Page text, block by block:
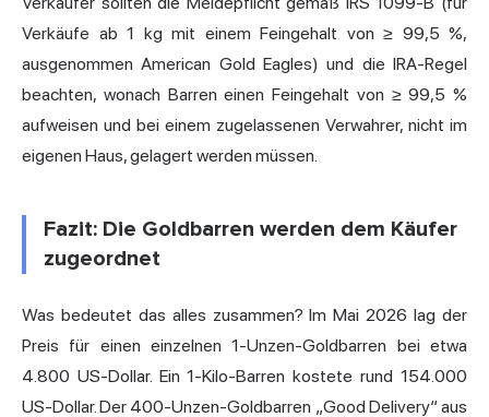
Verkäufe ab 1 kg mit einem Feingehalt von ≥ 99,5 %,
ausgenommen American Gold Eagles) und die IRA-Regel
beachten, wonach Barren einen Feingehalt von ≥ 99,5 %
aufweisen und bei einem zugelassenen Verwahrer, nicht im
eigenen Haus, gelagert werden müssen.
Fazit: Die Goldbarren werden dem Käufer
zugeordnet
Was bedeutet das alles zusammen? Im Mai 2026 lag der
Preis für einen einzelnen 1-Unzen-Goldbarren bei etwa
4.800 US-Dollar. Ein 1-Kilo-Barren kostete rund 154.000
US-Dollar. Der 400-Unzen-Goldbarren „Good Delivery“ aus